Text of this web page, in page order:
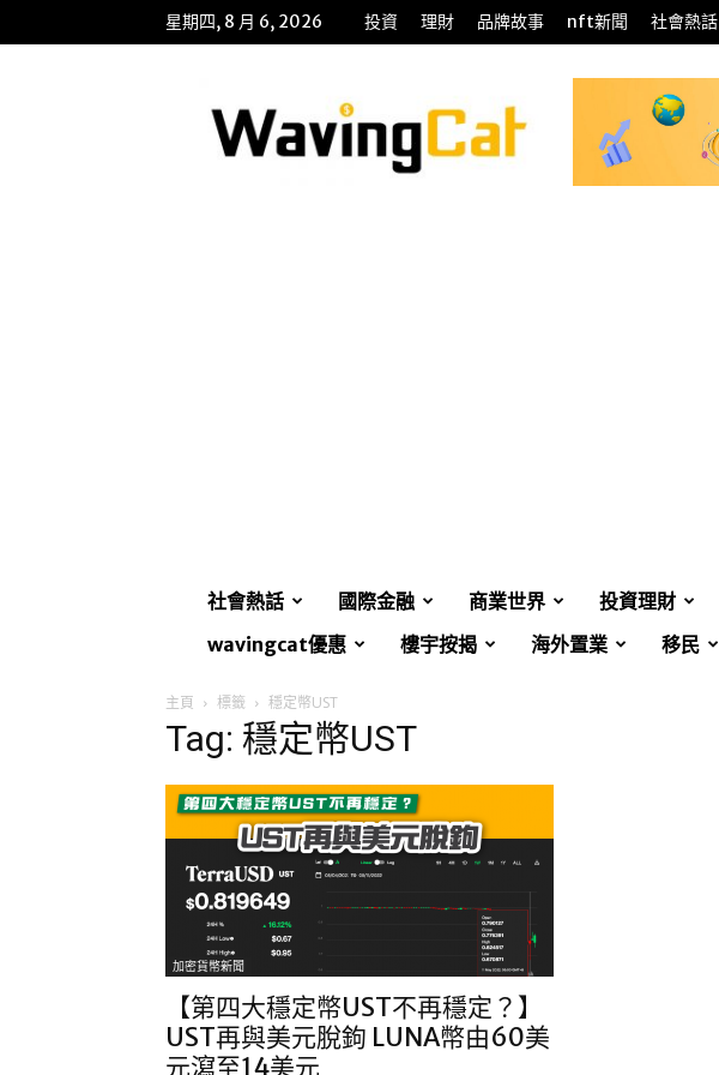
星期四, 8 月 6, 2026 投資 理財 品牌故事 nft新聞 社會熱話
招
財
貓
社會熱話 國際金融 商業世界 投資理財
wavingcat優惠
樓宇按揭 海外置業 移民
主頁 標籤 穩定幣UST
Tag: 穩定幣UST
加密貨幣新聞
【第四大穩定幣UST不再穩定？】
UST再與美元脫鉤 LUNA幣由60美
元瀉至14美元